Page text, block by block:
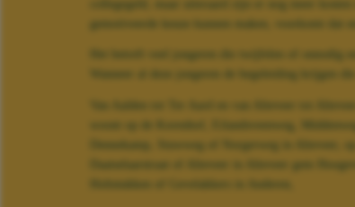
collegegeld, maar uiteraard zijn er nog meer
gemotiveerde keuze kunnen maken, voorkomt dat
Het betreft veel jongeren die twijfelen of onnodig
Wanneer al deze jongeren de begeleiding krijgen
Van Aalden tot Ter Aard en van Alteveer tot
Dennekamp, Stuwweg of Norgerweg in Alteveer,
Daatselaarstraat of Alteveer in Alteveer gem